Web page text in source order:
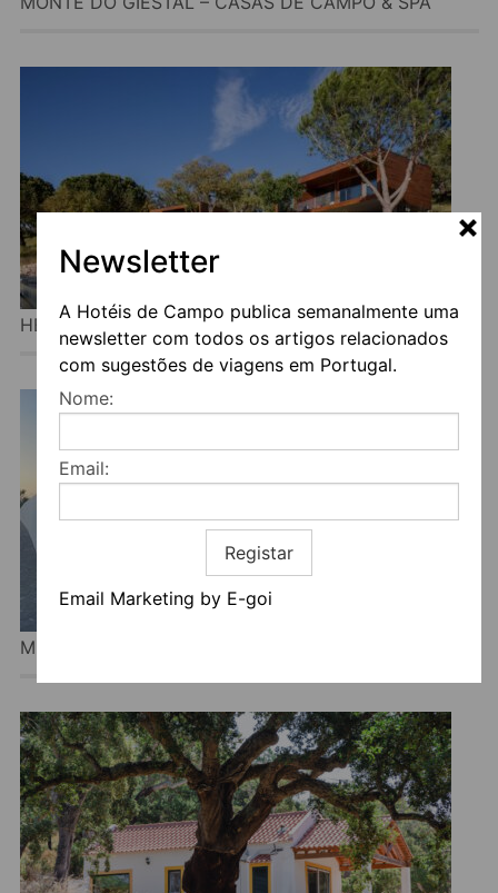
Newsletter
A Hotéis de Campo publica semanalmente uma
newsletter com todos os artigos relacionados
com sugestões de viagens em Portugal.
Nome:
Email:
Registar
Email Marketing by E-goi
HERDADE DO MOINHO NOVO
MONTE DOS CORDEIROS